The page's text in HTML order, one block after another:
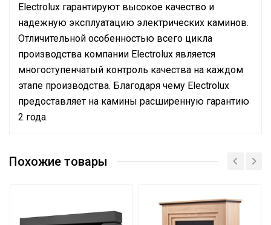
Electrolux гарантируют высокое качество и
надежную эксплуатацию электрических каминов.
Отличительной особенностью всего цикла
производства компании Electrolux является
многоступенчатый контроль качества на каждом
этапе производства. Благодаря чему Electrolux
предоставляет на камины расширенную гарантию
2 года.
Термостат
(брутто)
17.9
Сертификат
Похожие товары